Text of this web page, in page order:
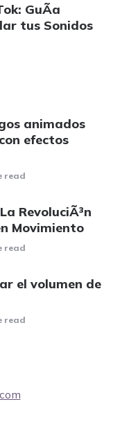
GuÃ­a
tus Sonidos
animados
efectos
read
RevoluciÃ³n
Movimiento
read
el volumen de
read